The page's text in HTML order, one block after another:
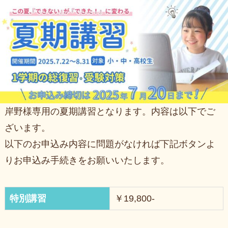
岸野様専用の夏期講習となります。内容は以下でご
ざいます。
以下のお申込み内容に問題がなければ下記ボタンよ
りお申込み手続きをお願いいたします。
特別講習 ￥19,800-